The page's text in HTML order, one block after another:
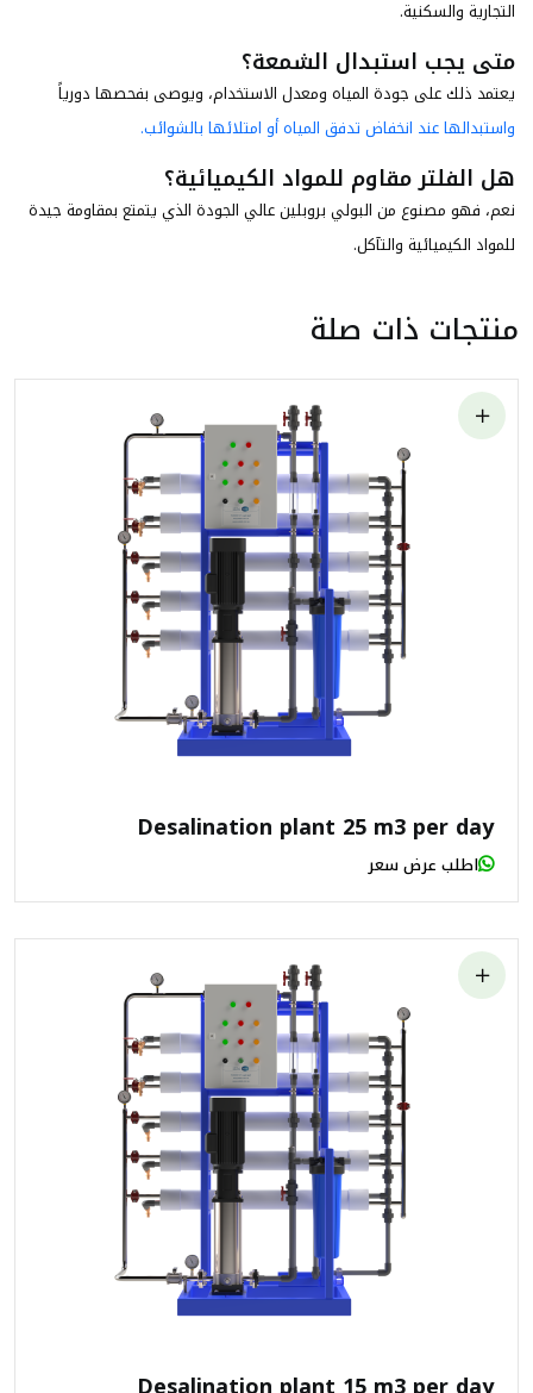
التجارية والسكنية.
متى يجب استبدال الشمعة؟
يعتمد ذلك على جودة المياه ومعدل الاستخدام، ويوصى بفحصها دورياً
واستبدالها عند انخفاض تدفق المياه أو امتلائها بالشوائب.
هل الفلتر مقاوم للمواد الكيميائية؟
نعم، فهو مصنوع من البولي بروبلين عالي الجودة الذي يتمتع بمقاومة جيدة
للمواد الكيميائية والتآكل.
منتجات ذات صلة
Desalination plant 25 m3 per day
اطلب عرض سعر